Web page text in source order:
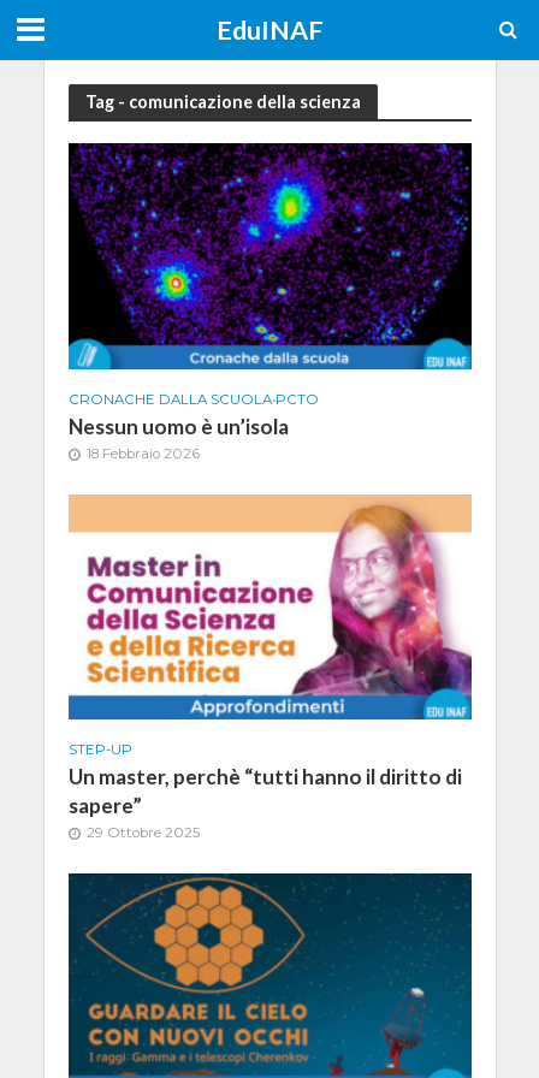
EduINAF
Tag - comunicazione della scienza
CRONACHE DALLA SCUOLA•PCTO
Nessun uomo è un’isola
18 Febbraio 2026
STEP-UP
Un master, perchè “tutti hanno il diritto di
sapere”
29 Ottobre 2025